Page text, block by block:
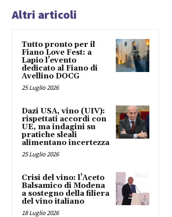
Altri articoli
Tutto pronto per il
Fiano Love Fest: a
Lapio l’evento
dedicato al Fiano di
Avellino DOCG
25 Luglio 2026
Dazi USA, vino (UIV):
rispettati accordi con
UE, ma indagini su
pratiche sleali
alimentano incertezza
25 Luglio 2026
Crisi del vino: l’Aceto
Balsamico di Modena
a sostegno della filiera
del vino italiano
18 Luglio 2026